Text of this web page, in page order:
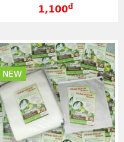
lượng cao thương hiệu
1,100đ
NEW